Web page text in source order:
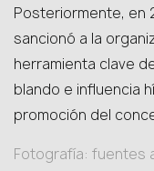
Posteriormente, en
sancionó a la
herramienta clave
blando e influencia
promoción del
Fotografía: fuentes